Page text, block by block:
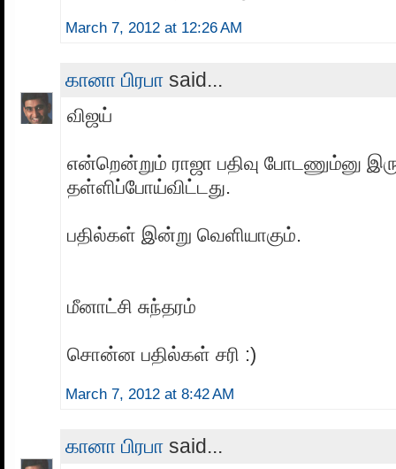
March 7, 2012 at 12:26 AM
கானா பிரபா said...
விஜய்
என்றென்றும் ராஜா பதிவு போடணும்னு
தள்ளிப்போய்விட்டது.
பதில்கள் இன்று வெளியாகும்.
மீனாட்சி சுந்தரம்
சொன்ன பதில்கள் சரி :)
March 7, 2012 at 8:42 AM
கானா பிரபா said...